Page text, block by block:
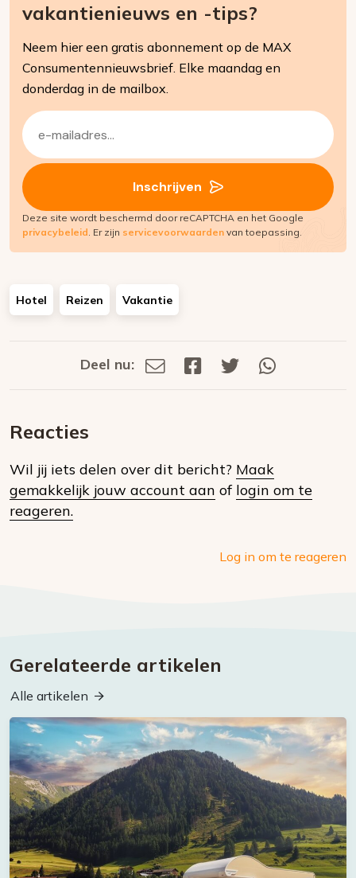
vakantienieuws en -tips?
Neem hier een gratis abonnement op de MAX
Consumentennieuwsbrief. Elke maandag en
donderdag in de mailbox.
E-
mailadres
(Vereist)
Inschrijven
Deze site wordt beschermd door reCAPTCHA en het Google
privacybeleid. Er zijn servicevoorwaarden van toepassing.
Hotel Reizen Vakantie
Deel
social
Deel nu:
Deel
Deel
Deel
Reacties
Wil jij iets delen over dit bericht? Maak
gemakkelijk jouw account aan of login om te
reageren.
Log in om te reageren
Gerelateerde artikelen
Alle artikelen